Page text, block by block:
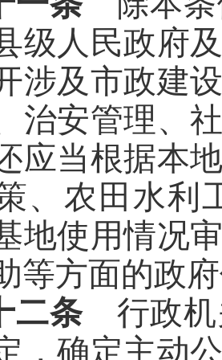
级人民政府
涉及市政建
治安管理、
应当根据本
、农田水利
地使用情况
等方面的政
二条行政机
，确定主动